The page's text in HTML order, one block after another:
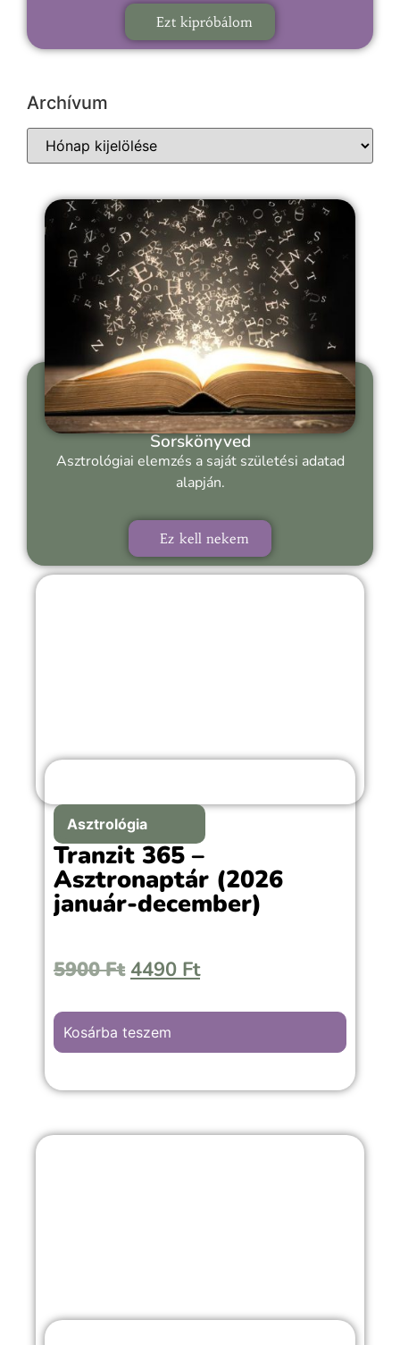
Ezt kipróbálom
Archívum
Sorskönyved
Asztrológiai elemzés a saját születési adatad
alapján.
Ez kell nekem
Asztrológia
Tranzit 365 –
Asztronaptár (2026
január-december)
5900Ft 4490 Ft
Kosárba teszem